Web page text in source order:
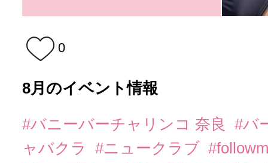
0
8月のイベント情報
#バニーバーチャリンコ 奈良
#バ
ャバクラ
#ニュークラブ